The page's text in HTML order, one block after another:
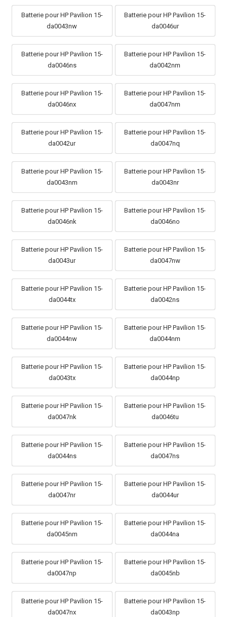
Batterie pour HP Pavilion 15-
da0043nw
Batterie pour HP Pavilion 15-
da0046ur
Batterie pour HP Pavilion 15-
da0046ns
Batterie pour HP Pavilion 15-
da0042nm
Batterie pour HP Pavilion 15-
da0046nx
Batterie pour HP Pavilion 15-
da0047nm
Batterie pour HP Pavilion 15-
da0042ur
Batterie pour HP Pavilion 15-
da0047nq
Batterie pour HP Pavilion 15-
da0043nm
Batterie pour HP Pavilion 15-
da0043nr
Batterie pour HP Pavilion 15-
da0046nk
Batterie pour HP Pavilion 15-
da0046no
Batterie pour HP Pavilion 15-
da0043ur
Batterie pour HP Pavilion 15-
da0047nw
Batterie pour HP Pavilion 15-
da0044tx
Batterie pour HP Pavilion 15-
da0042ns
Batterie pour HP Pavilion 15-
da0044nw
Batterie pour HP Pavilion 15-
da0044nm
Batterie pour HP Pavilion 15-
da0043tx
Batterie pour HP Pavilion 15-
da0044np
Batterie pour HP Pavilion 15-
da0047nk
Batterie pour HP Pavilion 15-
da0046tu
Batterie pour HP Pavilion 15-
da0044ns
Batterie pour HP Pavilion 15-
da0047ns
Batterie pour HP Pavilion 15-
da0047nr
Batterie pour HP Pavilion 15-
da0044ur
Batterie pour HP Pavilion 15-
da0045nm
Batterie pour HP Pavilion 15-
da0044na
Batterie pour HP Pavilion 15-
da0047np
Batterie pour HP Pavilion 15-
da0045nb
Batterie pour HP Pavilion 15-
da0047nx
Batterie pour HP Pavilion 15-
da0043np